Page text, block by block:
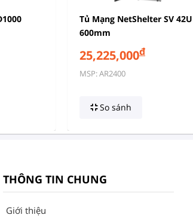
Tủ Mạng NetShelter SV 42U
600mm
25,225,000đ
MSP: AR2400
So sánh
THÔNG TIN CHUNG
Giới thiệu